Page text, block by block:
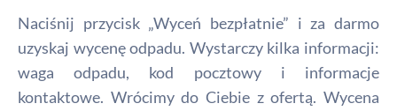
Naciśnij przycisk „Wyceń bezpłatnie” i za darmo
uzyskaj wycenę odpadu. Wystarczy kilka informacji:
waga odpadu, kod pocztowy i informacje
kontaktowe. Wrócimy do Ciebie z ofertą. Wycena